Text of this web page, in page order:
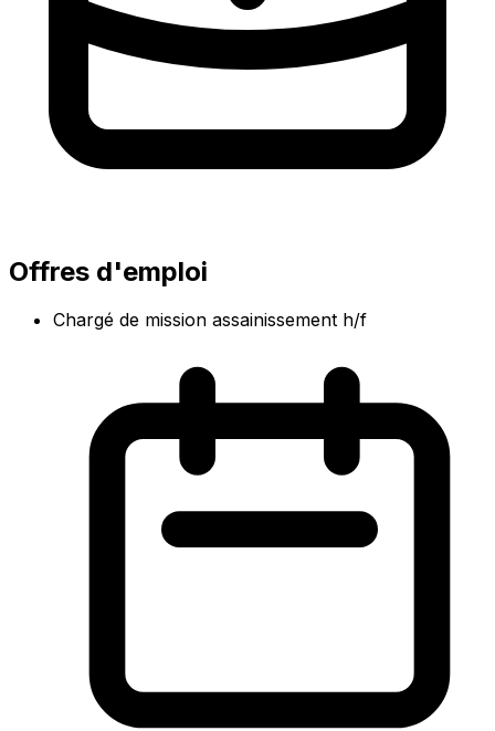
Offres d'emploi
Chargé de mission assainissement h/f